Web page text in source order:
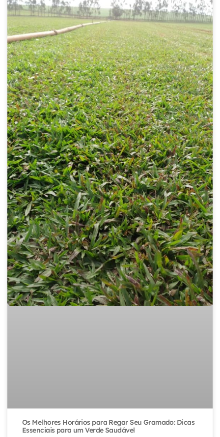
Os Melhores Horários para Regar Seu Gramado: Dicas
Essenciais para um Verde Saudável